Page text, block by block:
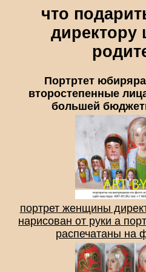
что
директору
Портртет
второстепенные
большей
портрет женщины
нарисован от руки а
распечатаны на